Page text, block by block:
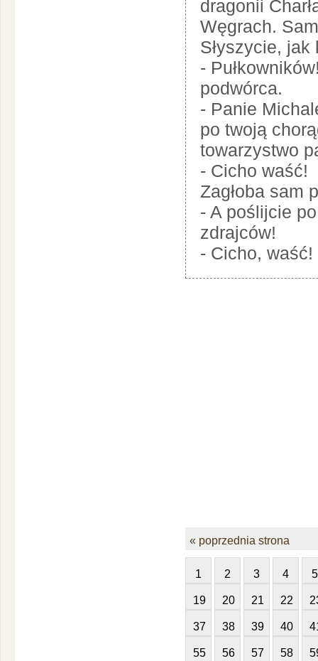
dragonii
Węgrach.
Słyszycie, jak
-
podwórca.
- Panie
po twoją
towarzystwo
- Cicho waść!
Zagłoba sam
- A poślijcie
zdrajców!
- Cicho, waść!
« poprzednia strona
1 2 3 4 5
19 20 21 22
37 38 39 40
55 56 57 58